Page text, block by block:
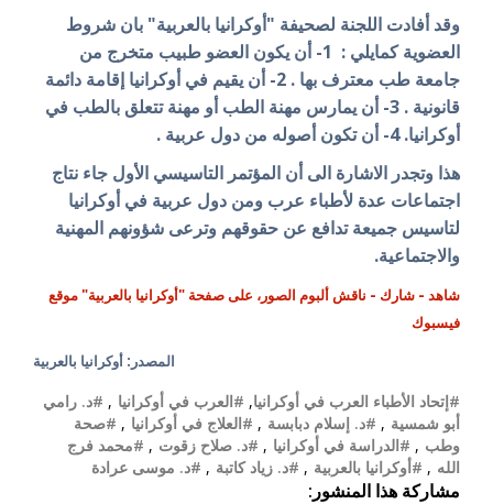
وقد أفادت اللجنة لصحيفة "أوكرانيا بالعربية" بان شروط
العضوية كمايلي : 1- أن يكون العضو طبيب متخرج من
جامعة طب معترف بها . 2- أن يقيم في أوكرانيا إقامة دائمة
قانونية . 3- أن يمارس مهنة الطب أو مهنة تتعلق بالطب في
أوكرانيا. 4- أن تكون أصوله من دول عربية .
هذا وتجدر الاشارة الى أن المؤتمر التاسيسي الأول جاء نتاج
اجتماعات عدة لأطباء عرب ومن دول عربية في أوكرانيا
لتاسيس جميعة تدافع عن حقوقهم وترعى شؤونهم المهنية
والاجتماعية.
شاهد - شارك - ناقش ألبوم الصور، على صفحة "أوكرانيا بالعربية" موقع
فيسبوك
المصدر: أوكرانيا بالعربية
#إتحاد الأطباء العرب في أوكرانيا, #العرب في أوكرانيا , #د. رامي
أبو شمسية , #د. إسلام دبابسة , #العلاج في أوكرانيا , #صحة
وطب , #الدراسة في أوكرانيا , #د. صلاح زقوت , #محمد فرج
الله , #أوكرانيا بالعربية , #د. زياد كاتبة , #د. موسى عرادة
مشاركة هذا المنشور: